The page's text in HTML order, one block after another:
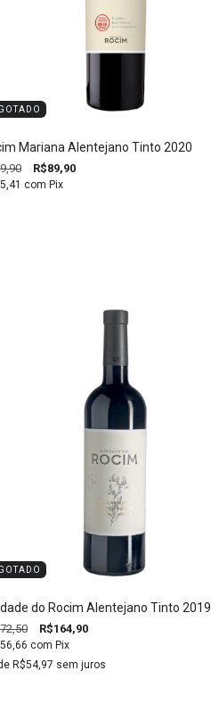
Mariana Alentejano Tinto 2020
R$89,90
com Pix
do Rocim Alentejano Tinto 2019
R$164,90
com Pix
R$54,97 sem juros